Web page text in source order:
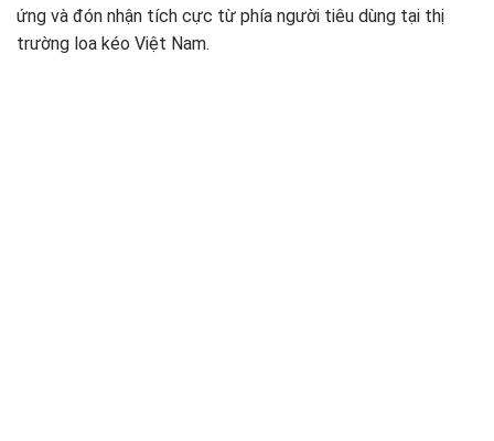
ứng và đón nhận tích cực từ phía người tiêu dùng tại thị
trường loa kéo Việt Nam.